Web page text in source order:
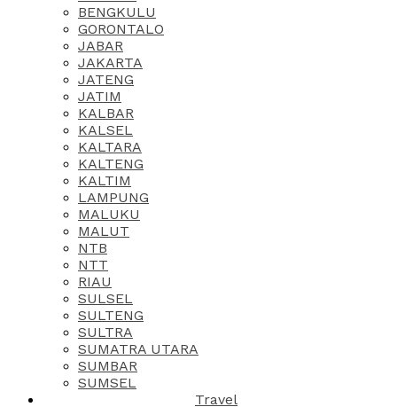
BENGKULU
GORONTALO
JABAR
JAKARTA
JATENG
JATIM
KALBAR
KALSEL
KALTARA
KALTENG
KALTIM
LAMPUNG
MALUKU
MALUT
NTB
NTT
RIAU
SULSEL
SULTENG
SULTRA
SUMATRA UTARA
SUMBAR
SUMSEL
Travel